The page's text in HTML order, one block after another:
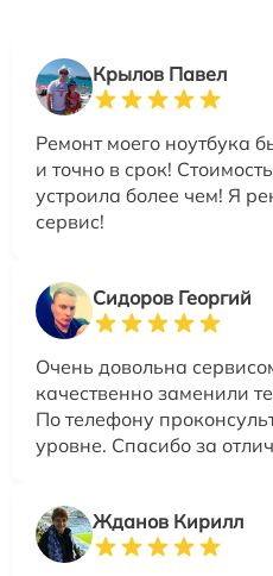
Крылов Павел
Ремонт моего ноутбука
и точно в срок!
устроила более чем! Я
сервис!
Сидоров Георгий
Очень довольна
качественно заменили
По телефону
уровне. Спасибо за
Жданов Кирилл